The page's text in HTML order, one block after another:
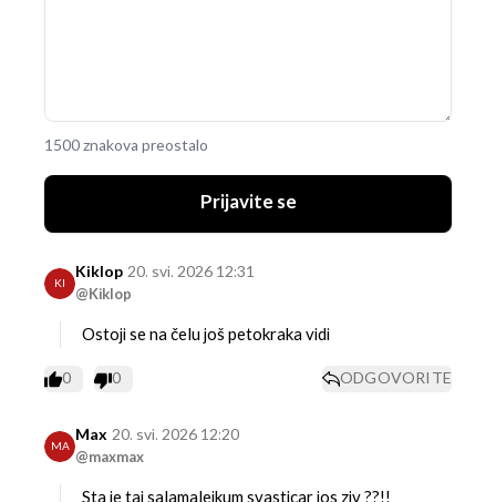
1500 znakova preostalo
Prijavite se
KI
Kiklop
@Kiklop
20. svi. 2026 12:31
Ostoji se na čelu još petokraka vidi
0 0 ODGOVORITE
MA
Max
@maxmax
20. svi. 2026 12:20
Sta je taj salamalejkum svasticar jos ziv ??!!